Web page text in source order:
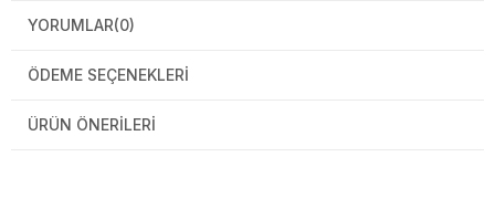
YORUMLAR(0)
ÖDEME SEÇENEKLERI
ÜRÜN ÖNERILERI